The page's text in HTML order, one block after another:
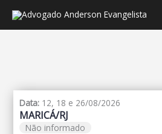
Data: 12, 18 e 26/08/2026
MARICÁ/RJ
Não informado